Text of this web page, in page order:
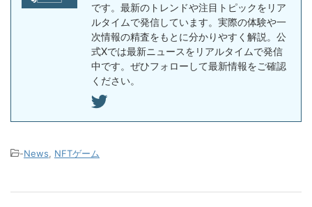
です。最新のトレンドや注目トピックをリア
ルタイムで発信しています。実際の体験や一
次情報の精査をもとに分かりやすく解説。公
式Xでは最新ニュースをリアルタイムで発信
中です。ぜひフォローして最新情報をご確認
ください。
-News NFTゲーム